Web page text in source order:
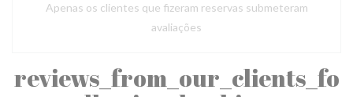
reviews_from_our_clients_fo
Apenas os clientes que fizeram reservas submeteram
avaliações